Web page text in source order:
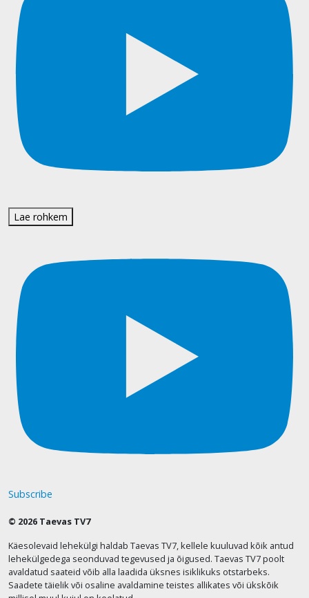
Lae rohkem
Subscribe
© 2026 Taevas TV7
Käesolevaid lehekülgi haldab Taevas TV7, kellele kuuluvad kõik antud
lehekülgedega seonduvad tegevused ja õigused. Taevas TV7 poolt
avaldatud saateid võib alla laadida üksnes isiklikuks otstarbeks.
Saadete täielik või osaline avaldamine teistes allikates või ükskõik